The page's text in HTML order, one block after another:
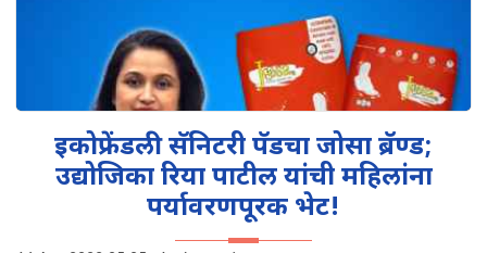
इकोफ्रेंडली सॅनिटरी पॅडचा जोसा ब्रॅण्ड;
उद्योजिका रिया पाटील यांची महिलांना
पर्यावरणपूरक भेट!